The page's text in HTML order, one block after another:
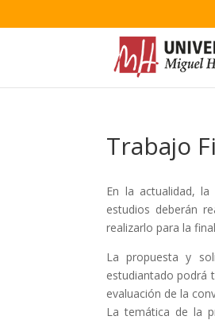
Trabajo
En la actualidad,
estudios deberán
realizarlo para la
La propuesta y
estudiantado podrá
evaluación de la
La temática de la